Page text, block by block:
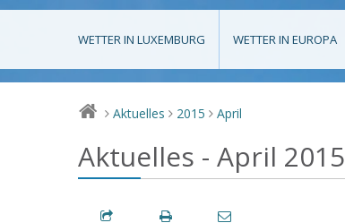
WETTER IN LUXEMBURG WETTER IN EUROPA
> Aktuelles > 2015 > April
Aktuelles - April 2015